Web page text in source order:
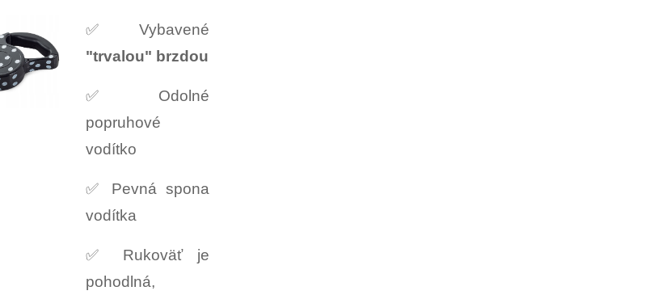
✅ Vybavené
"trvalou" brzdou
✅ Odolné
popruhové
vodítko
✅ Pevná spona
vodítka
✅ Rukoväť je
pohodlná,